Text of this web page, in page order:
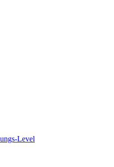
Level